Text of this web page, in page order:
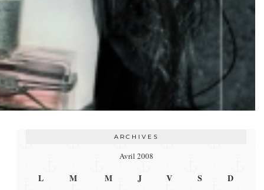
ARCHIVES
Avril 2008
L M M J V S D